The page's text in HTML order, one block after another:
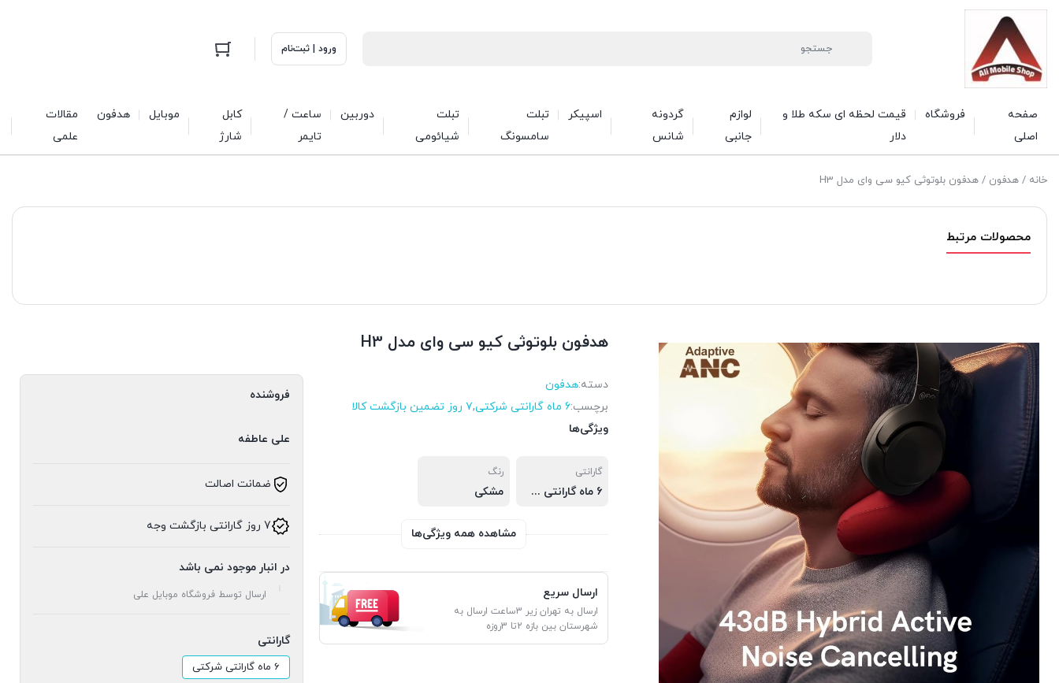
ورود | ثبت‌نام
صفحه
اصلی
فروشگاه
قیمت لحظه ای سکه طلا و
دلار
لوازم
جانبی
گردونه
شانس
اسپیکر
تبلت
سامسونگ
تبلت
شیائومی
دوربین
ساعت /
تایمر
کابل
شارژ
موبایل هدفون
مقالات
علمی
خانه / هدفون / هدفون بلوتوثی کیو سی وای مدل H3
محصولات مرتبط
هدفون بلوتوثی کیو سی وای مدل H3
دسته:هدفون
برچسب:6 ماه گارانتی شرکتی ,۷ روز تضمین بازگشت کالا
ویژگی‌ها
گارانتی
6 ماه گارانتی شرکتی
رنگ
مشکی
مشاهده همه ویژگی‌ها
ارسال سریع
ارسال به تهران زیر 3ساعت ارسال به
شهرستان بین بازه 2تا 3روزه
فروشنده
علی عاطفه
ضمانت اصالت
7 روز گارانتی بازگشت وجه
در انبار موجود نمی باشد
ارسال توسط فروشگاه موبایل علی
گارانتی
6 ماه گارانتی شرکتی